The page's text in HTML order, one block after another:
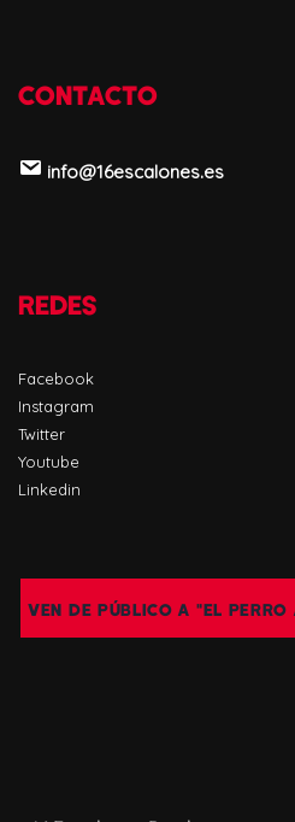
CONTACTO
info@16escalones.es
REDES
Facebook
Instagram
Twitter
Youtube
Linkedin
VEN DE PÚBLICO A "EL PERRO